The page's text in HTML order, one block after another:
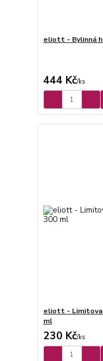
eliott - Bylinná
444 Kč/ks
eliott -
ml
230 Kč/ks